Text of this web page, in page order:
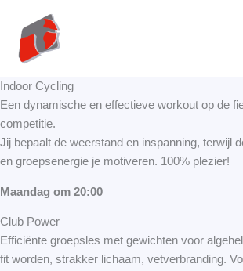
inhoud
Indoor Cycling
Een dynamische en effectieve workout op de
competitie.
Jij bepaalt de weerstand en inspanning, terwijl
en groepsenergie je motiveren. 100% plezier!
Maandag om 20:00
Club Power
Efficiënte groepsles met gewichten voor
fit worden, strakker lichaam, vetverbranding.